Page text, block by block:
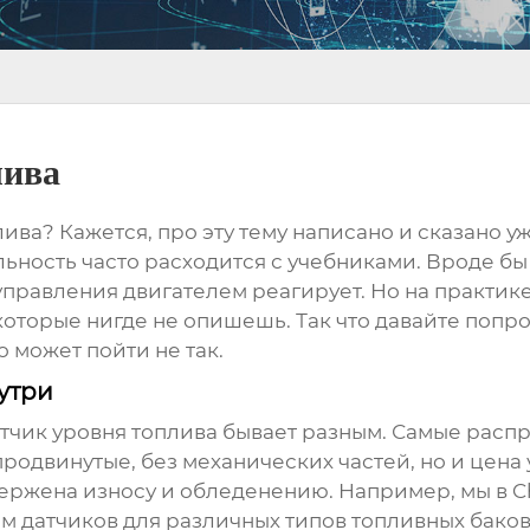
? Кажется, про эту тему написано и сказано
часто расходится с учебниками. Вроде
двигателем реагирует. Но на
нигде не опишешь. Так что давайте
может пойти не так.
уровня топлива бывает разным. Самые
без механических частей, но и
износу и обледенению. Например, мы в
датчиков для различных типов топливных